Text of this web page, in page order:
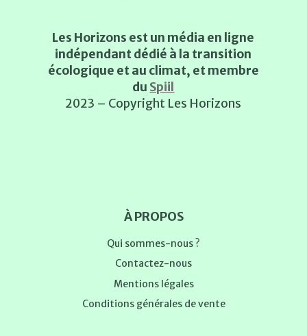
Les Horizons est un média en ligne
indépendant dédié à la transition
écologique et au climat, et membre
du Spiil
2023 – Copyright Les Horizons
À PROPOS
Qui sommes-nous ?
Contactez-nous
Mentions légales
Conditions générales de vente